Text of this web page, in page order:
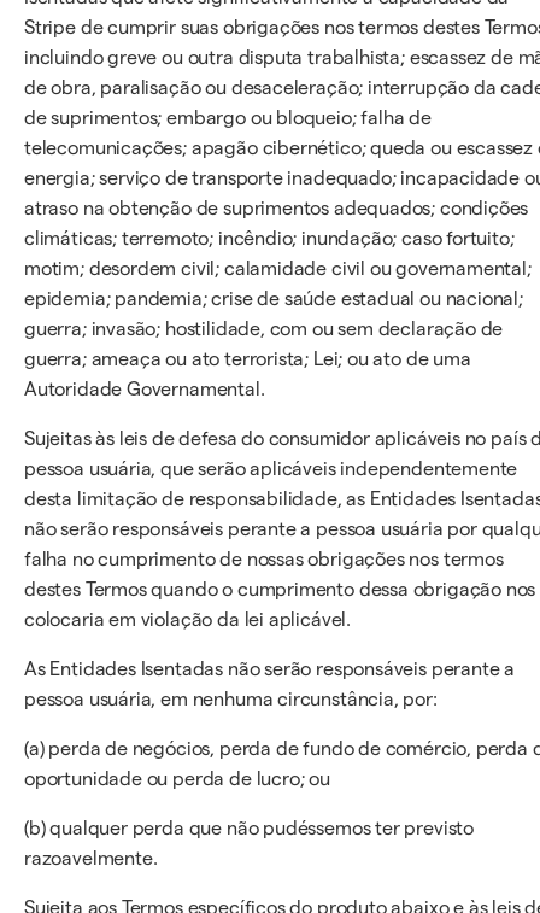
Stripe de cumprir suas obrigações nos termos destes
incluindo greve ou outra disputa trabalhista; escassez de
de obra, paralisação ou desaceleração; interrupção da
de suprimentos; embargo ou bloqueio; falha de
telecomunicações; apagão cibernético; queda ou escassez
energia; serviço de transporte inadequado; incapacidade
atraso na obtenção de suprimentos adequados; condições
climáticas; terremoto; incêndio; inundação; caso fortuito;
motim; desordem civil; calamidade civil ou governamental;
epidemia; pandemia; crise de saúde estadual ou nacional;
guerra; invasão; hostilidade, com ou sem declaração de
guerra; ameaça ou ato terrorista; Lei; ou ato de uma
Autoridade Governamental.
Sujeitas às leis de defesa do consumidor aplicáveis no país
pessoa usuária, que serão aplicáveis independentemente
desta limitação de responsabilidade, as Entidades
não serão responsáveis perante a pessoa usuária por
falha no cumprimento de nossas obrigações nos termos
destes Termos quando o cumprimento dessa obrigação nos
colocaria em violação da lei aplicável.
As Entidades Isentadas não serão responsáveis perante a
pessoa usuária, em nenhuma circunstância, por:
(a) perda de negócios, perda de fundo de comércio, perda
oportunidade ou perda de lucro; ou
(b) qualquer perda que não pudéssemos ter previsto
razoavelmente.
Sujeita aos Termos específicos do produto abaixo e às leis